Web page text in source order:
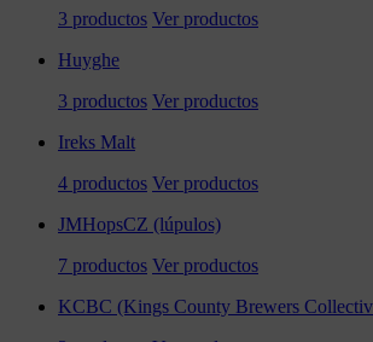
3 productos Ver productos
Huyghe
3 productos Ver productos
Ireks Malt
4 productos Ver productos
JMHopsCZ (lúpulos)
7 productos Ver productos
KCBC (Kings County Brewers